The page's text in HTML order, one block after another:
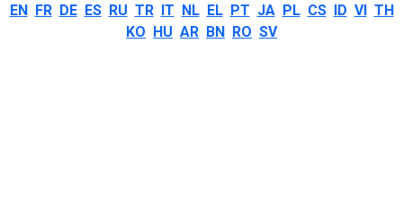
EN FR DE ES RU TR IT NL EL PT JA PL CS ID VI TH
KO HU AR BN RO SV